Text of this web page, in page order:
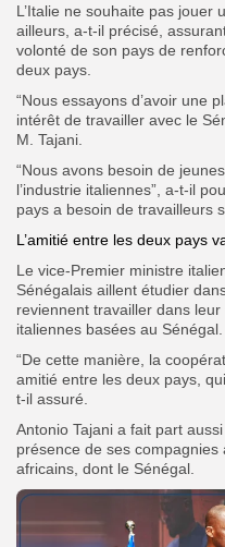
L’Italie ne souhaite pas jouer
ailleurs, a-t-il précisé,
volonté de son pays de
deux pays.
“Nous essayons d’avoir une
intérêt de travailler avec le
M. Tajani.
“Nous avons besoin de
l’industrie italiennes”, a-t-il
pays a besoin de travailleurs
L’amitié entre les deux pays
Le vice-Premier ministre
Sénégalais aillent étudier
reviennent travailler dans
italiennes basées au Sénégal.
“De cette manière, la
amitié entre les deux pays,
t-il assuré.
Antonio Tajani a fait part
présence de ses
africains, dont le Sénégal.